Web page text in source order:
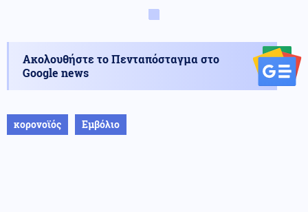
Ακολουθήστε το Πενταπόσταγμα στο
Google news
κορονοϊός Εμβόλιο